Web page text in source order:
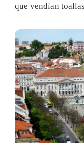
que vendían